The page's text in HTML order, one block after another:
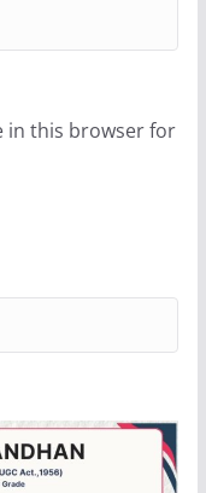
in this browser for